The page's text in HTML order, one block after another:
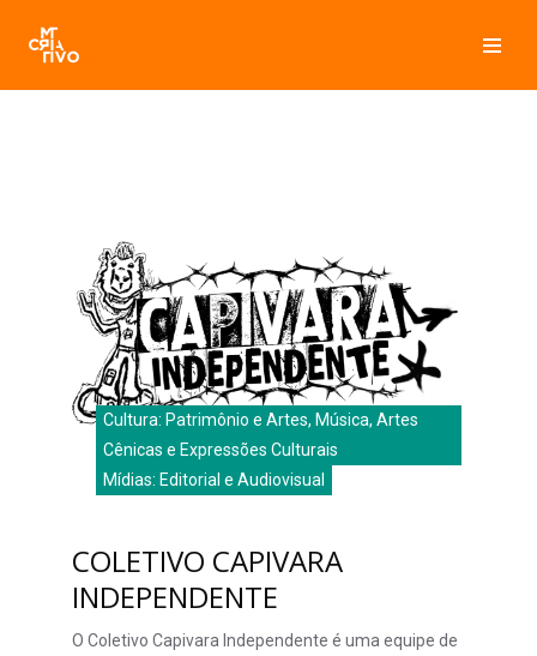
Pular
para
Cultura: Patrimônio e Artes, Música, Artes
Cênicas e Expressões Culturais
Mídias: Editorial e Audiovisual
COLETIVO CAPIVARA
INDEPENDENTE
O Coletivo Capivara Independente é uma equipe de